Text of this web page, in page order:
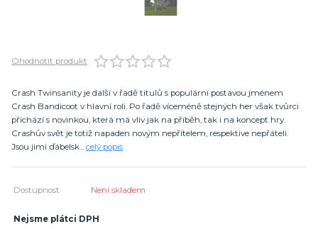
Ohodnotit produkt
Crash Twinsanity je další v řadě titulů s populární postavou jménem
Crash Bandicoot v hlavní roli. Po řadě víceméně stejných her však tvůrci
přichází s novinkou, která má vliv jak na příběh, tak i na koncept hry.
Crashův svět je totiž napaden novým nepřítelem, respektive nepřáteli.
Jsou jimi ďábelsk... celý popis
Dostupnost Není skladem
Nejsme plátci DPH